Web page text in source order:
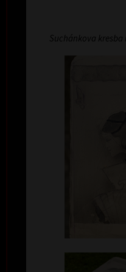
Suchánkova